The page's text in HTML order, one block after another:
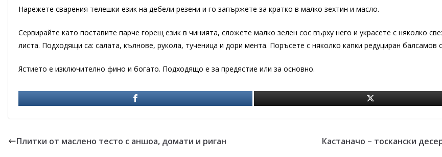
Нарежете сварения телешки език на дебели резени и го запържете за кратко в малко зехтин и масло.
Сервирайте като поставите парче горещ език в чинията, сложете малко зелен сос върху него и украсете с няколко
листа. Подходящи са: салата, кълнове, рукола, тученица и дори мента. Поръсете с няколко капки редуциран балсамов
Ястието е изключително фино и богато. Подходящо е за предястие или за основно.
Плитки от маслено тесто с аншoа, домати и риган Кастаначо – тоскански